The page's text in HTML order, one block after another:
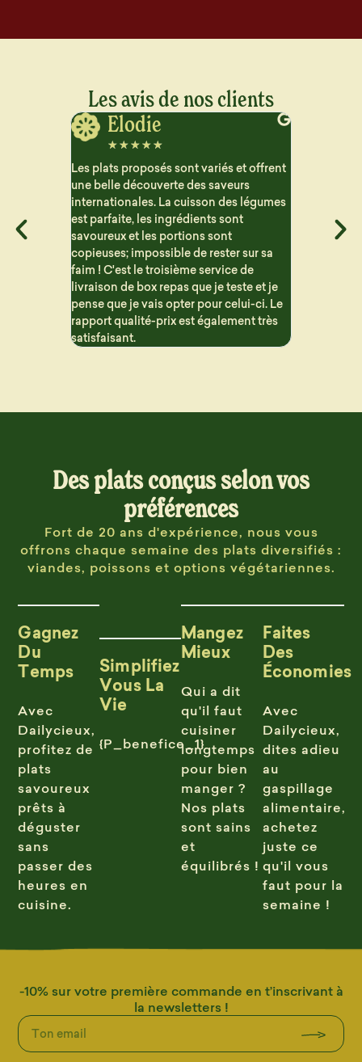
Les avis de nos clients
Monique
☆☆☆☆☆
Je suis vraiment ravie, les plats sont
délicieux et n'ont pas de goût industriel,
à la différence d'autres entreprises
proposant un service similaire. Les
menus sont variés et les portions sont
appropriées.
vraiment
Des plats conçus selon vos
préférences
Fort de 20 ans d'expérience, nous vous
offrons chaque semaine des plats diversifiés :
viandes, poissons et options végétariennes.
Gagnez
Du
Temps
Avec
Dailycieux,
profitez de
plats
savoureux
prêts à
déguster
sans
passer des
heures en
cuisine.
Simplifiez
Vous La
Vie
{P_benefice_1}
Mangez
Mieux
Qui a dit
qu'il faut
cuisiner
longtemps
pour bien
manger ?
Nos plats
sont sains
et
équilibrés !
Faites
Des
Économies
Avec
Dailycieux,
dites adieu
au
gaspillage
alimentaire,
achetez
juste ce
qu'il vous
faut pour la
semaine !
-10% sur votre première commande en t’inscrivant à
la newsletters !